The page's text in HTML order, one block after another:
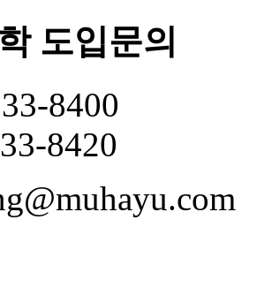
도입문의
8400
8420